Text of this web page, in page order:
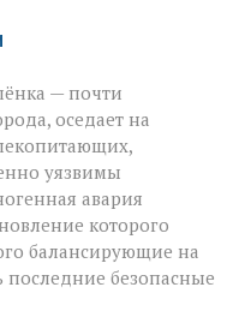
— почти
оседает на
уязвимы
авария
которого
балансирующие на
последние безопасные